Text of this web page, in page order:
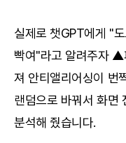
실제로 챗GPT에게 "
빡여"라고 알려주자 ▲
져 안티앨리어싱이 번
랜덤으로 바꿔서 화면
분석해 줬습니다.